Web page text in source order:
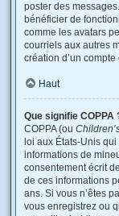
poster des
bénéficier de
comme les avatars
courriels aux autres
création d’un
Haut
Que signifie COPPA
COPPA (ou
loi aux États-Unis
informations de
consentement écrit
de ces informations
ans. Si vous n’êtes
vous enregistrez ou